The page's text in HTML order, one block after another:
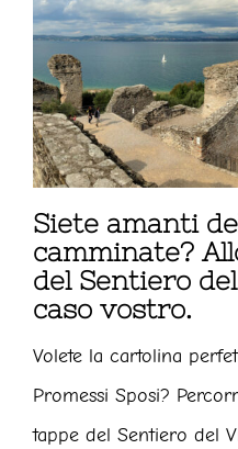
Siete amanti
camminate?
del Sentiero
caso vostro.
Volete la cartolina
Promessi Sposi?
tappe del Sentiero del